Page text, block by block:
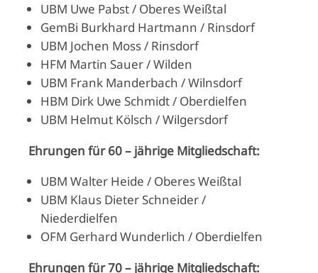
UBM Uwe Pabst / Oberes Weißtal
GemBi Burkhard Hartmann / Rinsdorf
UBM Jochen Moss / Rinsdorf
HFM Martin Sauer / Wilden
UBM Frank Manderbach / Wilnsdorf
HBM Dirk Uwe Schmidt / Oberdielfen
UBM Helmut Kölsch / Wilgersdorf
Ehrungen für 60 – jährige Mitgliedschaft:
UBM Walter Heide / Oberes Weißtal
UBM Klaus Dieter Schneider /
Niederdielfen
OFM Gerhard Wunderlich / Oberdielfen
Ehrungen für 70 – jährige Mitgliedschaft: